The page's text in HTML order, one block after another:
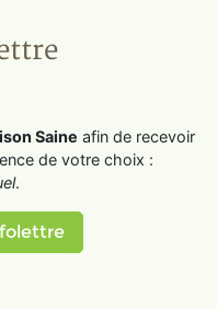
Saine afin de recevoir
de votre choix :
.